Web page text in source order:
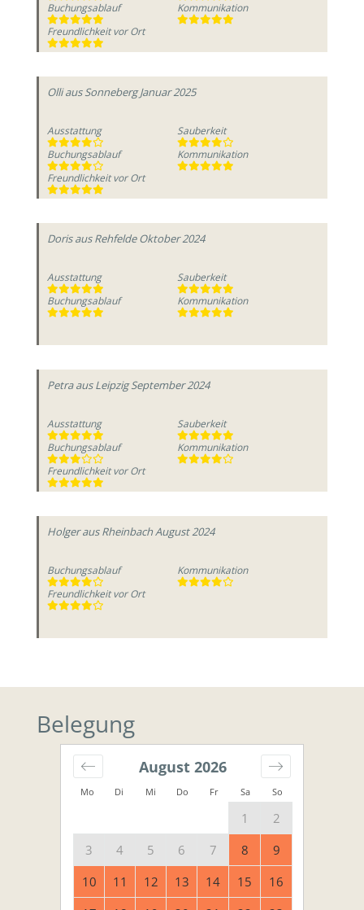
Buchungsablauf
Kommunikation
Freundlichkeit vor Ort
Olliaus Sonneberg Januar 2025
Ausstattung
Sauberkeit
Buchungsablauf
Kommunikation
Freundlichkeit vor Ort
Dorisaus Rehfelde Oktober 2024
Ausstattung
Sauberkeit
Buchungsablauf
Kommunikation
Petraaus Leipzig September 2024
Ausstattung
Sauberkeit
Buchungsablauf
Kommunikation
Freundlichkeit vor Ort
Holgeraus RheinbachAugust 2024
Buchungsablauf
Kommunikation
Freundlichkeit vor Ort
Belegung
Mo Di Mi Do Fr Sa So
August 2026
1
2
3
4 5 6 7 8
9
10
11 12 13 14 15
16